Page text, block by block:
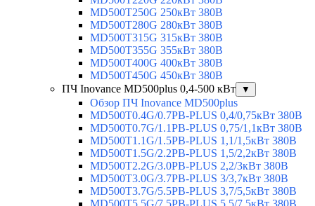
MD500T250G 250кВт 380В
MD500T280G 280кВт 380В
MD500T315G 315кВт 380В
MD500T355G 355кВт 380В
MD500T400G 400кВт 380В
MD500T450G 450кВт 380В
ПЧ Inovance MD500plus 0,4-500 кВт
▼
Обзор ПЧ Inovance MD500plus
MD500T0.4G/0.7PB-PLUS 0,4/0,75кВт 380В
MD500T0.7G/1.1PB-PLUS 0,75/1,1кВт 380В
MD500T1.1G/1.5PB-PLUS 1,1/1,5кВт 380В
MD500T1.5G/2.2PB-PLUS 1,5/2,2кВт 380В
MD500T2.2G/3.0PB-PLUS 2,2/3кВт 380В
MD500T3.0G/3.7PB-PLUS 3/3,7кВт 380В
MD500T3.7G/5.5PB-PLUS 3,7/5,5кВт 380В